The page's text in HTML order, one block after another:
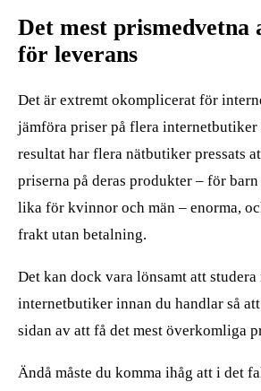
Det mest prismedvetna
för leverans
Det är extremt okomplicerat för
jämföra priser på flera internetbutiker
resultat har flera nätbutiker pressats
priserna på deras produkter – för
lika för kvinnor och män – enorma,
frakt utan betalning.
Det kan dock vara lönsamt att
internetbutiker innan du handlar så
sidan av att få det mest överkomliga
Ändå måste du komma ihåg att i det